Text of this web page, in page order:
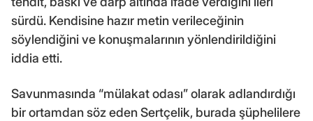
sürdü. Kendisine hazır metin verileceğinin
söylendiğini ve konuşmalarının yönlendirildiğini
iddia etti.
Savunmasında “mülakat odası” olarak adlandırdığı
bir ortamdan söz eden Sertçelik, burada şüphelilere